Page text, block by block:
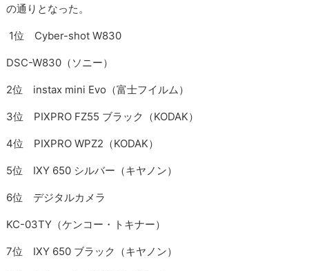
の通りとなった。
1位 Cyber-shot W830
DSC-W830（ソニー）
2位 instax mini Evo（富士フイルム）
3位 PIXPRO FZ55 ブラック（KODAK）
4位 PIXPRO WPZ2（KODAK）
5位 IXY 650 シルバー（キヤノン）
6位 デジタルカメラ
KC-03TY（ケンコー・トキナー）
7位 IXY 650 ブラック（キヤノン）